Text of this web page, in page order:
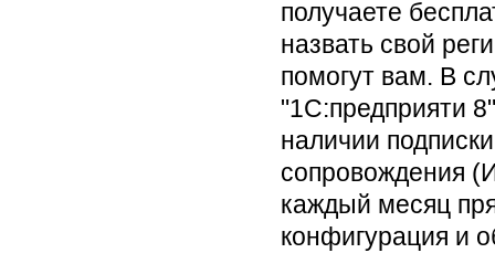
получаете
назвать свой
помогут вам. В
"1С:предприяти
наличии
сопровождения
каждый месяц
конфигурация и